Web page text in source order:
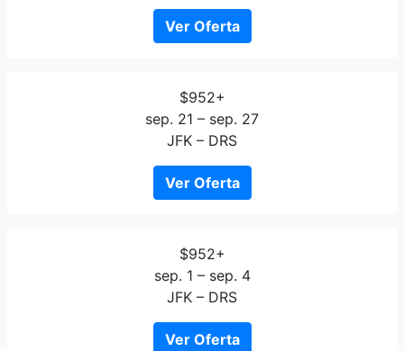
Ver Oferta
$952+
sep. 21 – sep. 27
JFK – DRS
Ver Oferta
$952+
sep. 1 – sep. 4
JFK – DRS
Ver Oferta